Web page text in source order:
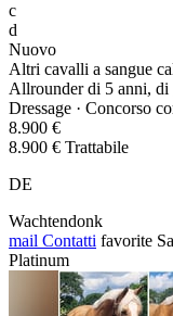
c
d
Nuovo
Altri cavalli a sangue
Allrounder di 5 anni, di
Dressage · Concorso
8.900 €
8.900 € Trattabile
DE
Wachtendonk
mail Contatti favorite
Platinum